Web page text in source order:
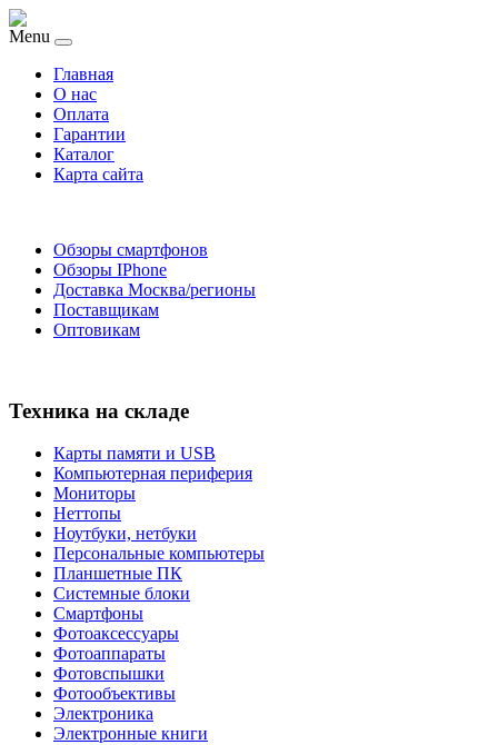
Menu
Главная
O нас
Оплата
Гарантии
Каталог
Карта сайта
Обзоры смартфонов
Обзоры IPhone
Доставка Москва/регионы
Поставщикам
Оптовикам
Техника на складе
Карты памяти и USB
Компьютерная периферия
Мониторы
Неттопы
Ноутбуки, нетбуки
Персональные компьютеры
Планшетные ПК
Системные блоки
Смартфоны
Фотоаксессуары
Фотоаппараты
Фотовспышки
Фотообъективы
Электроника
Электронные книги